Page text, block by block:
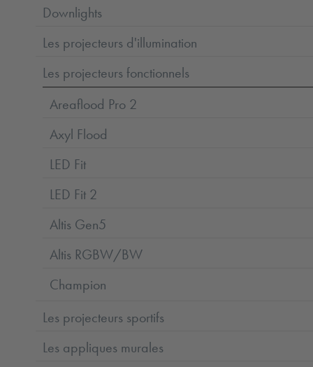
Downlights
Les projecteurs d'illumination
Les projecteurs fonctionnels
Areaflood Pro 2
Axyl Flood
LED Fit
LED Fit 2
Altis Gen5
Altis RGBW/BW
Champion
Les projecteurs sportifs
Les appliques murales